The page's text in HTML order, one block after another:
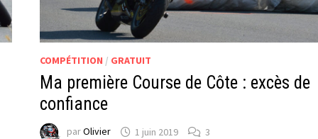
COMPÉTITION / GRATUIT
Ma première Course de Côte : excès de
confiance
parOlivier 1 juin 2019 3